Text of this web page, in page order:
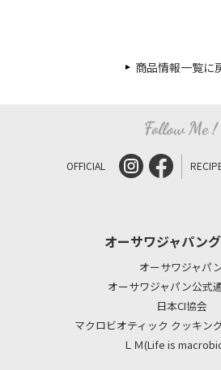
商品情報一覧に
OFFICIAL
オーサワジャパン
オーサワジャパ
オーサワジャパン公式
日本CI協会
マクロビオティック クッキン
ＬＭ(Life is